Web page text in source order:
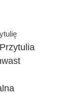
Przytulia